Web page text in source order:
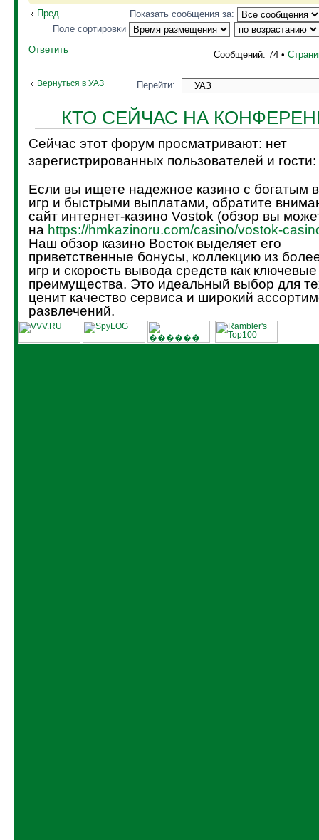
Пред.
Показать сообщения за:
Поле сортировки
Ответить
Сообщений: 74 •
Вернуться в УАЗ Перейти:
КТО СЕЙЧАС НА
Сейчас этот форум просматривают: нет
зарегистрированных пользователей и гости:
Если вы ищете надежное казино с богатым
игр и быстрыми выплатами, обратите
сайт интернет-казино Vostok (обзор вы
на https://hmkazinoru.com/casino/vostok-
Наш обзор казино Восток выделяет его
приветственные бонусы, коллекцию из
игр и скорость вывода средств как ключевые
преимущества. Это идеальный выбор для
ценит качество сервиса и широкий
развлечений.